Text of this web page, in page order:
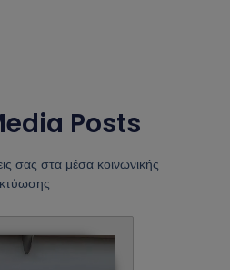
Posts
σας στα μέσα κοινωνικής